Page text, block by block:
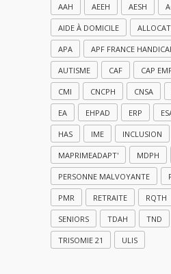
AAH AEEH AESH
AIDE À DOMICILE
APA APF FRANCE
AUTISME CAF CAP
CMI CNCPH CNSA
EA EHPAD ERP
HAS IME INCLUSION
MAPRIMEADAPT' MDPH
PERSONNE MALVOYANTE
PMR RETRAITE RQTH
SENIORS TDAH TND
TRISOMIE 21 ULIS